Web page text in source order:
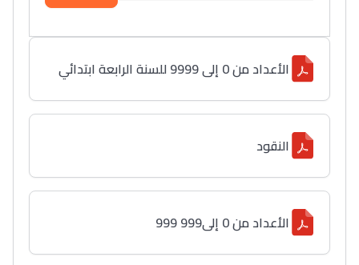
الأعداد من 0 إلى 9999 للسنة الرابعة ابتدائي
النقود
الأعداد من 0 إلى999 999